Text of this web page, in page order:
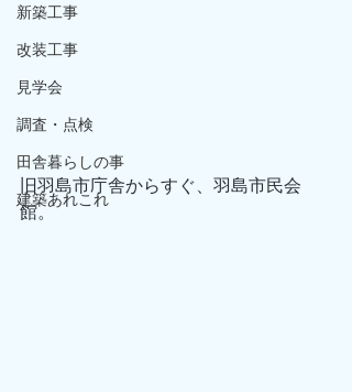
新築工事
改装工事
見学会
調査・点検
田舎暮らしの事
建築あれこれ
旧羽島市庁舎からすぐ、羽島市民会
館。